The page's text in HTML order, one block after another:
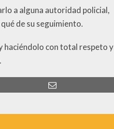
a alguna autoridad policial,
de su seguimiento.
haciéndolo con total respeto y